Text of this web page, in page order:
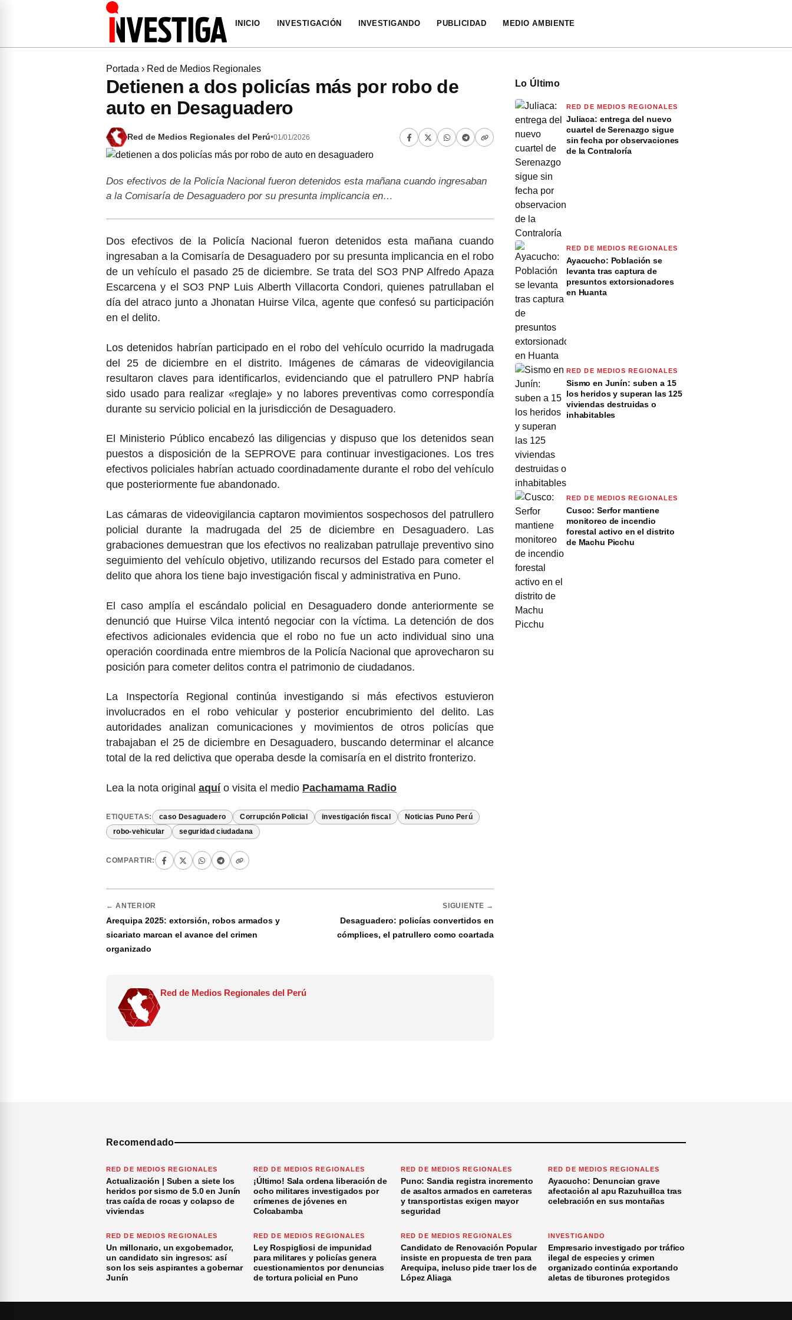
INICIO INVESTIGACIÓN INVESTIGANDO PUBLICIDAD MEDIO AMBIENTE
Portada › Red de Medios Regionales
Detienen a dos policías más por robo de
auto en Desaguadero
Red de Medios Regionales del Perú•01/01/2026
Dos efectivos de la Policía Nacional fueron detenidos esta mañana cuando ingresaban
a la Comisaría de Desaguadero por su presunta implicancia en…
Dos efectivos de la Policía Nacional fueron detenidos esta mañana cuando
ingresaban a la Comisaría de Desaguadero por su presunta implicancia en el robo
de un vehículo el pasado 25 de diciembre. Se trata del SO3 PNP Alfredo Apaza
Escarcena y el SO3 PNP Luis Alberth Villacorta Condori, quienes patrullaban el
día del atraco junto a Jhonatan Huirse Vilca, agente que confesó su participación
en el delito.
Los detenidos habrían participado en el robo del vehículo ocurrido la madrugada
del 25 de diciembre en el distrito. Imágenes de cámaras de videovigilancia
resultaron claves para identificarlos, evidenciando que el patrullero PNP habría
sido usado para realizar «reglaje» y no labores preventivas como correspondía
durante su servicio policial en la jurisdicción de Desaguadero.
El Ministerio Público encabezó las diligencias y dispuso que los detenidos sean
puestos a disposición de la SEPROVE para continuar investigaciones. Los tres
efectivos policiales habrían actuado coordinadamente durante el robo del vehículo
que posteriormente fue abandonado.
Las cámaras de videovigilancia captaron movimientos sospechosos del patrullero
policial durante la madrugada del 25 de diciembre en Desaguadero. Las
grabaciones demuestran que los efectivos no realizaban patrullaje preventivo sino
seguimiento del vehículo objetivo, utilizando recursos del Estado para cometer el
delito que ahora los tiene bajo investigación fiscal y administrativa en Puno.
El caso amplía el escándalo policial en Desaguadero donde anteriormente se
denunció que Huirse Vilca intentó negociar con la víctima. La detención de dos
efectivos adicionales evidencia que el robo no fue un acto individual sino una
operación coordinada entre miembros de la Policía Nacional que aprovecharon su
posición para cometer delitos contra el patrimonio de ciudadanos.
La Inspectoría Regional continúa investigando si más efectivos estuvieron
involucrados en el robo vehicular y posterior encubrimiento del delito. Las
autoridades analizan comunicaciones y movimientos de otros policías que
trabajaban el 25 de diciembre en Desaguadero, buscando determinar el alcance
total de la red delictiva que operaba desde la comisaría en el distrito fronterizo.
Lea la nota original aquío visita el medio Pachamama Radio
ETIQUETAS: caso Desaguadero Corrupción Policial investigación fiscal Noticias Puno Perú
robo-vehicular seguridad ciudadana
COMPARTIR:
← ANTERIOR
Arequipa 2025: extorsión, robos armados y
sicariato marcan el avance del crimen
organizado
SIGUIENTE →
Desaguadero: policías convertidos en
cómplices, el patrullero como coartada
Red de Medios Regionales del Perú
Lo Último
RED DE MEDIOS REGIONALES
Juliaca: entrega del nuevo
cuartel de Serenazgo sigue
sin fecha por observaciones
de la Contraloría
RED DE MEDIOS REGIONALES
Ayacucho: Población se
levanta tras captura de
presuntos extorsionadores
en Huanta
RED DE MEDIOS REGIONALES
Sismo en Junín: suben a 15
los heridos y superan las 125
viviendas destruidas o
inhabitables
RED DE MEDIOS REGIONALES
Cusco: Serfor mantiene
monitoreo de incendio
forestal activo en el distrito
de Machu Picchu
Recomendado
RED DE MEDIOS REGIONALES
Actualización | Suben a siete los
heridos por sismo de 5.0 en Junín
tras caída de rocas y colapso de
viviendas
RED DE MEDIOS REGIONALES
¡Último! Sala ordena liberación de
ocho militares investigados por
crímenes de jóvenes en
Colcabamba
RED DE MEDIOS REGIONALES
Puno: Sandia registra incremento
de asaltos armados en carreteras
y transportistas exigen mayor
seguridad
RED DE MEDIOS REGIONALES
Ayacucho: Denuncian grave
afectación al apu Razuhuillca tras
celebración en sus montañas
RED DE MEDIOS REGIONALES
Un millonario, un exgobernador,
un candidato sin ingresos: así
son los seis aspirantes a gobernar
Junín
RED DE MEDIOS REGIONALES
Ley Rospigliosi de impunidad
para militares y policías genera
cuestionamientos por denuncias
de tortura policial en Puno
RED DE MEDIOS REGIONALES
Candidato de Renovación Popular
insiste en propuesta de tren para
Arequipa, incluso pide traer los de
López Aliaga
INVESTIGANDO
Empresario investigado por tráfico
ilegal de especies y crimen
organizado continúa exportando
aletas de tiburones protegidos